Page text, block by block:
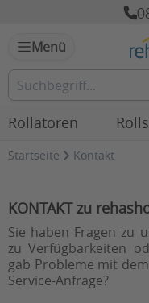
Menü
Rollatoren
Startseite Kontakt
KONTAKT zu
Sie haben Fragen zu
zu Verfügbarkeiten
gab Probleme mit
Service-Anfrage?